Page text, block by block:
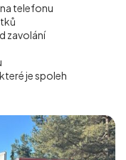
telefonu
zavolání
je spoleh